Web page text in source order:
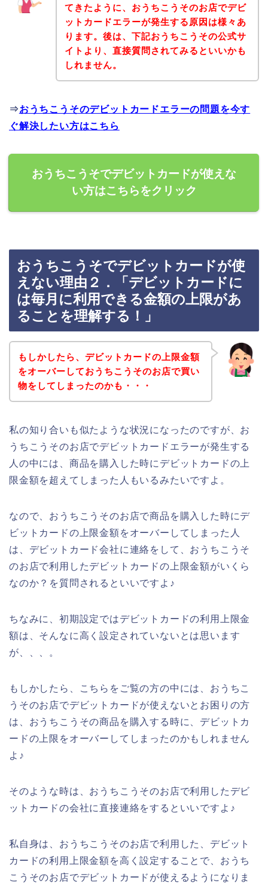
てきたように、おうちこうそのお店でデビ
ットカードエラーが発生する原因は様々あ
ります。後は、下記おうちこうその公式サ
イトより、直接質問されてみるといいかも
しれません。
⇒おうちこうそのデビットカードエラーの問題を今す
ぐ解決したい方はこちら
おうちこうそでデビットカードが使えな
い方はこちらをクリック
おうちこうそでデビットカードが使
えない理由２．「デビットカードに
は毎月に利用できる金額の上限があ
ることを理解する！」
もしかしたら、デビットカードの上限金額
をオーバーしておうちこうそのお店で買い
物をしてしまったのかも・・・
私の知り合いも似たような状況になったのですが、お
うちこうそのお店でデビットカードエラーが発生する
人の中には、商品を購入した時にデビットカードの上
限金額を超えてしまった人もいるみたいですよ。
なので、おうちこうそのお店で商品を購入した時にデ
ビットカードの上限金額をオーバーしてしまった人
は、デビットカード会社に連絡をして、おうちこうそ
のお店で利用したデビットカードの上限金額がいくら
なのか？を質問されるといいですよ♪
ちなみに、初期設定ではデビットカードの利用上限金
額は、そんなに高く設定されていないとは思います
が、、、。
もしかしたら、こちらをご覧の方の中には、おうちこ
うそのお店でデビットカードが使えないとお困りの方
は、おうちこうその商品を購入する時に、デビットカ
ードの上限をオーバーしてしまったのかもしれません
よ♪
そのような時は、おうちこうそのお店で利用したデビ
ットカードの会社に直接連絡をするといいですよ♪
私自身は、おうちこうそのお店で利用した、デビット
カードの利用上限金額を高く設定することで、おうち
こうそのお店でデビットカードが使えるようになりま